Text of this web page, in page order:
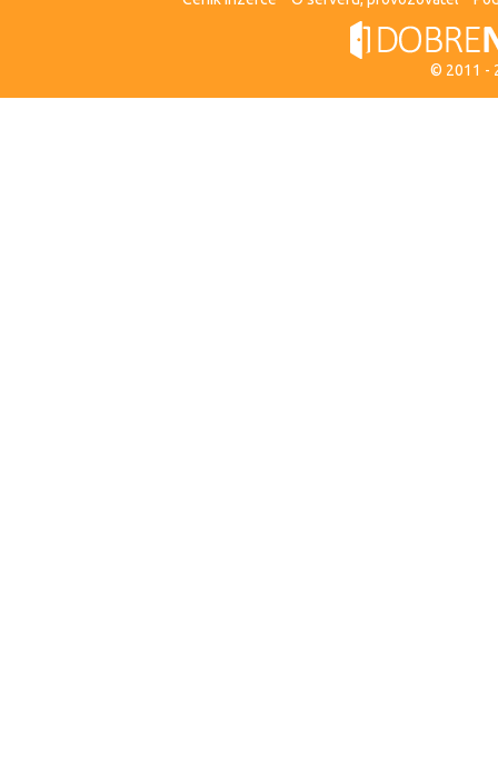
© 2011 -